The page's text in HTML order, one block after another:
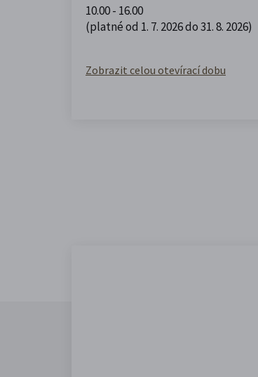
10.00 - 16.00
(platné od 1. 7. 2026 do 31. 8. 2026)
Zobrazit celou otevírací dobu